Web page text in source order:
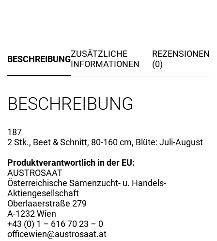
BESCHREIBUNGZUSÄTZLICHE
INFORMATIONEN
REZENSIONEN
(0)
BESCHREIBUNG
187
2 Stk., Beet & Schnitt, 80-160 cm, Blüte: Juli-August
Produktverantwortlich in der EU:
AUSTROSAAT
Österreichische Samenzucht- u. Handels-
Aktiengesellschaft
Oberlaaerstraße 279
A-1232 Wien
+43 (0) 1 – 616 70 23 – 0
officewien@austrosaat.at